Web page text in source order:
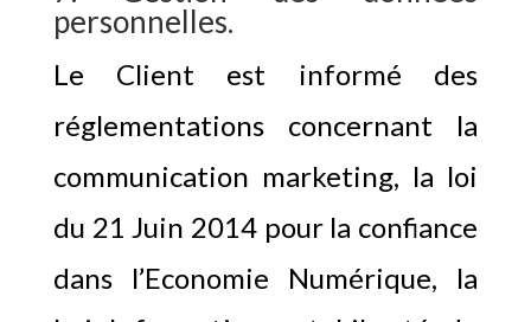
personnelles.
Le Client est informé des
réglementations concernant la
communication marketing, la loi
du 21 Juin 2014 pour la confiance
dans l’Economie Numérique, la